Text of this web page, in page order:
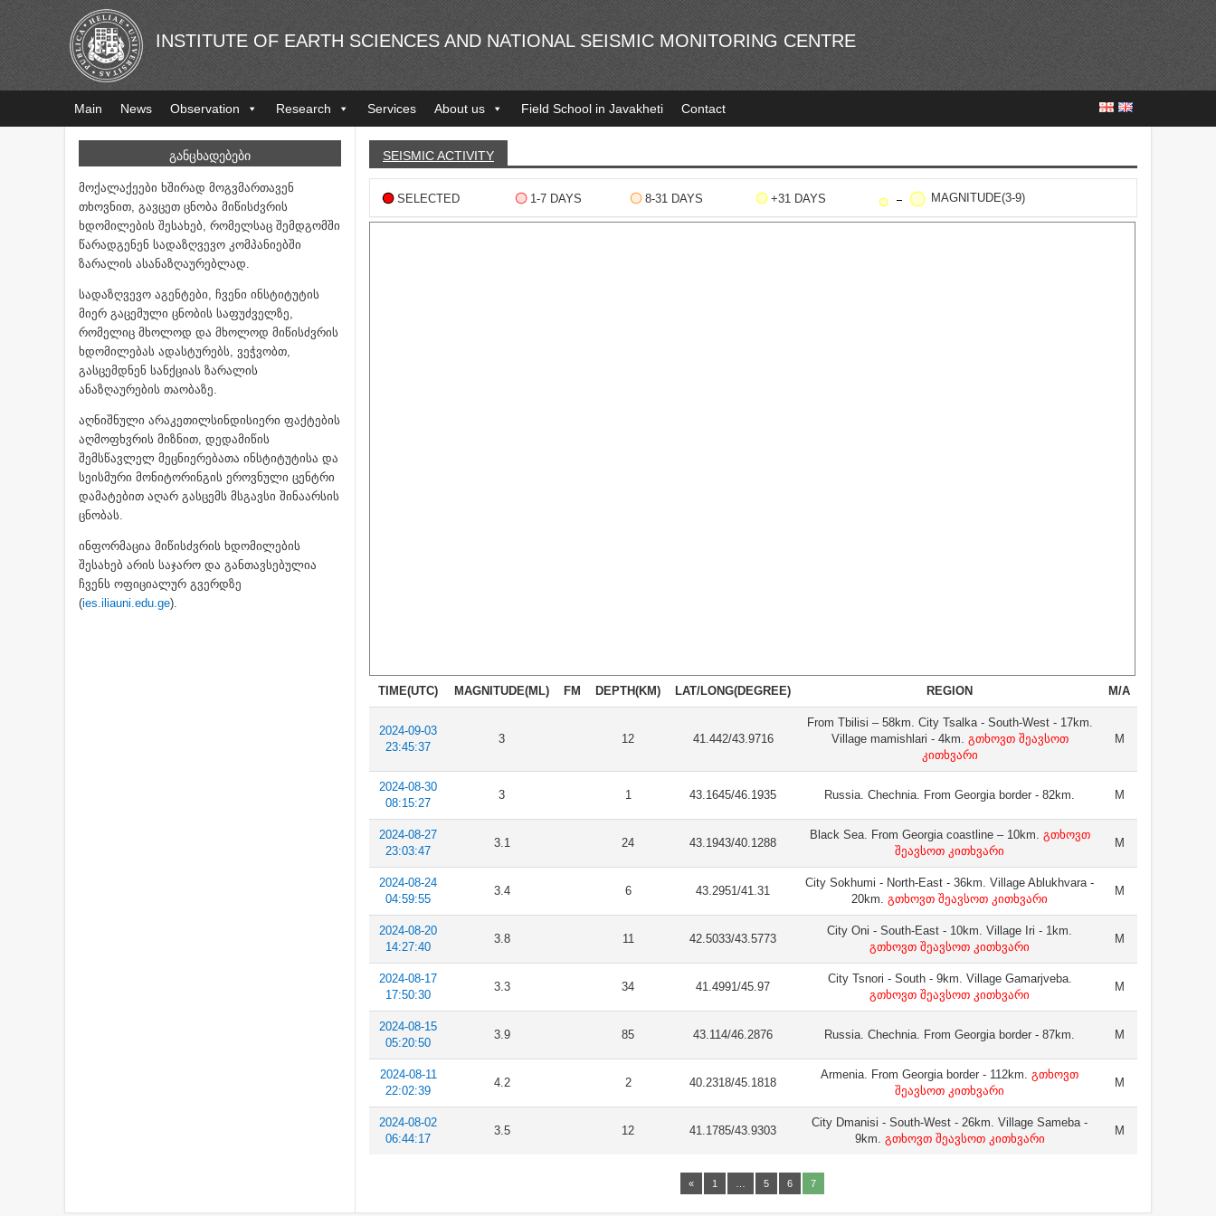
INSTITUTE OF EARTH SCIENCES AND NATIONAL SEISMIC MONITORING CENTRE
Main News Observation Research Services About us Field School in Javakheti Contact
ᲒᲐᲜᲪᲮᲐᲓᲔᲑᲔᲑᲘ
მოქალაქეები ხშირად მოგვმართავენ
თხოვნით, გავცეთ ცნობა მიწისძვრის
ხდომილების შესახებ, რომელსაც შემდგომში
წარადგენენ სადაზღვევო კომპანიებში
ზარალის ასანაზღაურებლად.
სადაზღვევო აგენტები, ჩვენი ინსტიტუტის
მიერ გაცემული ცნობის საფუძველზე,
რომელიც მხოლოდ და მხოლოდ მიწისძვრის
ხდომილებას ადასტურებს, ვეჭვობთ,
გასცემდნენ სანქციას ზარალის
ანაზღაურების თაობაზე.
აღნიშნული არაკეთილსინდისიერი ფაქტების
აღმოფხვრის მიზნით, დედამიწის
შემსწავლელ მეცნიერებათა ინსტიტუტისა და
სეისმური მონიტორინგის ეროვნული ცენტრი
დამატებით აღარ გასცემს მსგავსი შინაარსის
ცნობას.
ინფორმაცია მიწისძვრის ხდომილების
შესახებ არის საჯარო და განთავსებულია
ჩვენს ოფიციალურ გვერდზე
(ies.iliauni.edu.ge).
SEISMIC ACTIVITY
SELECTED 1-7 DAYS 8-31 DAYS +31 DAYS MAGNITUDE(3-9)
TIME(UTC) MAGNITUDE(ML) FM DEPTH(KM) LAT/LONG(DEGREE) REGION M/A
2024-09-03
23:45:37
3 12 41.442/43.9716
From Tbilisi – 58km. City Tsalka - South-West - 17km.
Village mamishlari - 4km. გთხოვთ შეავსოთ
კითხვარი
M
2024-08-30
08:15:27
3 1 43.1645/46.1935 Russia. Chechnia. From Georgia border - 82km. M
2024-08-27
23:03:47
3.1 24 43.1943/40.1288
Black Sea. From Georgia coastline – 10km. გთხოვთ
შეავსოთ კითხვარი
M
2024-08-24
04:59:55
3.4 6 43.2951/41.31
City Sokhumi - North-East - 36km. Village Ablukhvara -
20km. გთხოვთ შეავსოთ კითხვარი
M
2024-08-20
14:27:40
3.8 11 42.5033/43.5773
City Oni - South-East - 10km. Village Iri - 1km.
გთხოვთ შეავსოთ კითხვარი
M
2024-08-17
17:50:30
3.3 34 41.4991/45.97
City Tsnori - South - 9km. Village Gamarjveba.
გთხოვთ შეავსოთ კითხვარი
M
2024-08-15
05:20:50
3.9 85 43.114/46.2876 Russia. Chechnia. From Georgia border - 87km. M
2024-08-11
22:02:39
4.2 2 40.2318/45.1818
Armenia. From Georgia border - 112km. გთხოვთ
შეავსოთ კითხვარი
M
2024-08-02
06:44:17
3.5 12 41.1785/43.9303
City Dmanisi - South-West - 26km. Village Sameba -
9km. გთხოვთ შეავსოთ კითხვარი
M
« 1 5 6 7